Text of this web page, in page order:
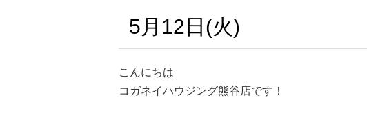
5月12日(火)
こんにちは
コガネイハウジング熊谷店です！